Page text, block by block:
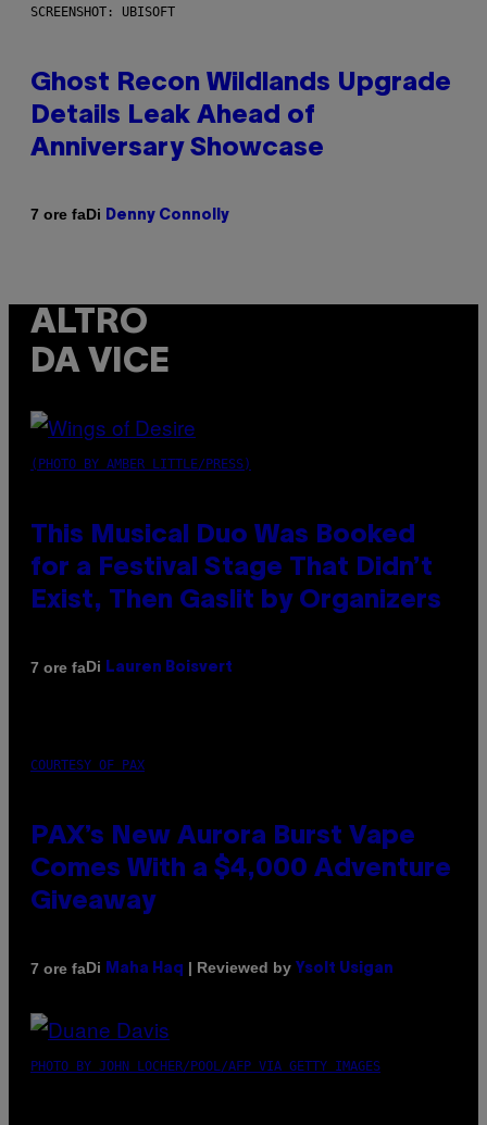
SCREENSHOT: UBISOFT
Ghost Recon Wildlands Upgrade
Details Leak Ahead of
Anniversary Showcase
7 ore faDi Denny Connolly
ALTRO
DA VICE
(PHOTO BY AMBER LITTLE/PRESS)
This Musical Duo Was Booked
for a Festival Stage That Didn’t
Exist, Then Gaslit by Organizers
7 ore faDi Lauren Boisvert
COURTESY OF PAX
PAX’s New Aurora Burst Vape
Comes With a $4,000 Adventure
Giveaway
7 ore faDi Maha Haq | Reviewed by Ysolt Usigan
PHOTO BY JOHN LOCHER/POOL/AFP VIA GETTY IMAGES